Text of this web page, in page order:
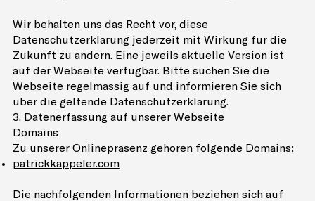
Wir behalten uns das Recht vor, diese
Datenschutzerklärung jederzeit mit Wirkung für die
Zukunft zu ändern. Eine jeweils aktuelle Version ist
auf der Webseite verfügbar. Bitte suchen Sie die
Webseite regelmässig auf und informieren Sie sich
über die geltende Datenschutzerklärung.
3. Datenerfassung auf unserer Webseite
Domains
Zu unserer Onlinepräsenz gehören folgende Domains:
patrickkappeler.com
Die nachfolgenden Informationen beziehen sich auf